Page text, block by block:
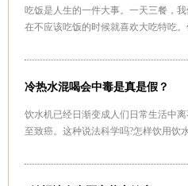
吃饭是人生的一件大事。一天三餐，
在不应该吃饭的时候就喜欢大吃特吃
冷热水混喝会中毒是真是假？
饮水机已经日渐变成人们日常生活中
至致癌。这种说法科学吗?怎样饮用饮